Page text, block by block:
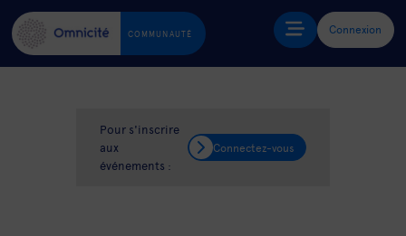
COMMUNAUTÉ Connexion
Pour s'inscrire
aux
événements :
Connectez-vous